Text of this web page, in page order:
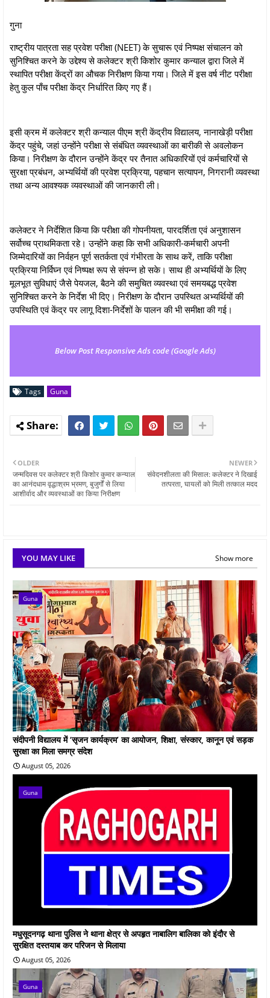
गुना
राष्ट्रीय पात्रता सह प्रवेश परीक्षा (NEET) के सुचारू एवं निष्पक्ष संचालन को
सुनिश्चित करने के उद्देश्य से कलेक्टर श्री किशोर कुमार कन्याल द्वारा जिले में
स्थापित परीक्षा केंद्रों का औचक निरीक्षण किया गया। जिले में इस वर्ष नीट परीक्षा
हेतु कुल पाँच परीक्षा केंद्र निर्धारित किए गए हैं।
इसी क्रम में कलेक्टर श्री कन्याल पीएम श्री केंद्रीय विद्यालय, नानाखेड़ी परीक्षा
केंद्र पहुंचे, जहां उन्होंने परीक्षा से संबंधित व्यवस्थाओं का बारीकी से अवलोकन
किया। निरीक्षण के दौरान उन्होंने केंद्र पर तैनात अधिकारियों एवं कर्मचारियों से
सुरक्षा प्रबंधन, अभ्यर्थियों की प्रवेश प्रक्रिया, पहचान सत्यापन, निगरानी व्यवस्था
तथा अन्य आवश्यक व्यवस्थाओं की जानकारी ली।
कलेक्टर ने निर्देशित किया कि परीक्षा की गोपनीयता, पारदर्शिता एवं अनुशासन
सर्वोच्च प्राथमिकता रहे। उन्होंने कहा कि सभी अधिकारी-कर्मचारी अपनी
जिम्मेदारियों का निर्वहन पूर्ण सतर्कता एवं गंभीरता के साथ करें, ताकि परीक्षा
प्रक्रिया निर्विघ्न एवं निष्पक्ष रूप से संपन्न हो सके। साथ ही अभ्यर्थियों के लिए
मूलभूत सुविधाएं जैसे पेयजल, बैठने की समुचित व्यवस्था एवं समयबद्ध प्रवेश
सुनिश्चित करने के निर्देश भी दिए। निरीक्षण के दौरान उपस्थित अभ्यर्थियों की
उपस्थिति एवं केंद्र पर लागू दिशा-निर्देशों के पालन की भी समीक्षा की गई।
Below Post Responsive Ads code (Google Ads)
Tags Guna
NEWER
संवेदनशीलता की मिसाल: कलेक्टर ने दिखाई
तत्परता, घायलों को मिली तत्काल मदद
OLDER
जन्मदिवस पर कलेक्टर श्री किशोर कुमार कन्याल
का आनंदधाम वृद्धाश्रम भ्रमण, बुजुर्गों से लिया
आशीर्वाद और व्यवस्थाओं का किया निरीक्षण
YOU MAY LIKE Show more
Guna
संदीपनी विद्यालय में ‘सृजन कार्यक्रम’ का आयोजन, शिक्षा, संस्कार, कानून एवं सड़क
सुरक्षा का मिला समग्र संदेश
August 05, 2026
Guna
मधुसूदनगढ़ थाना पुलिस ने थाना क्षेत्र से अपहृत नाबालिग बालिका को इंदौर से
सुरक्षित दस्तयाब कर परिजन से मिलाया
August 05, 2026
Guna